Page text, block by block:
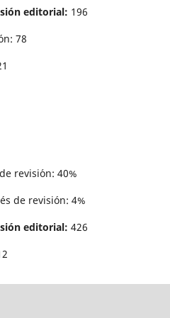
editorial: 196
78
revisi´on: 40%
de revisión: 4%
editorial: 426